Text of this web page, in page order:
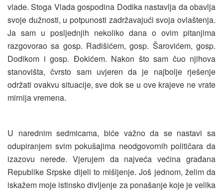
vlade. Stoga Vlada gospodina Dodika nastavlja da obavlja
svoje dužnosti, u potpunosti zadržavajući svoja ovlaštenja.
Ja sam u posljednjih nekoliko dana o ovim pitanjima
razgovorao sa gosp. Radišićem, gosp. Šarovićem, gosp.
Dodikom i gosp. Đokićem. Nakon što sam čuo njihova
stanovišta, čvrsto sam uvjeren da je najbolje rješenje
održati ovakvu situacije, sve dok se u ove krajeve ne vrate
mirnija vremena.
U narednim sedmicama, biće važno da se nastavi sa
odupiranjem svim pokušajima neodgovornih političara da
izazovu nerede. Vjerujem da najveća većina građana
Republike Srpske dijeli to mišljenje. Još jednom, želim da
iskažem moje istinsko divljenje za ponašanje koje je velika